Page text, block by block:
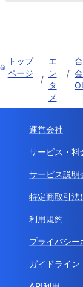
トップ
ページ
/
エ
ン
タ
メ
/
運営会社
サービス・料
サービス説明
特定商取引法
利用規約
プライバシー
ガイドライン